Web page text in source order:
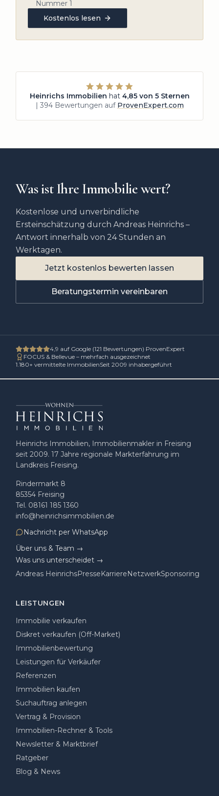
Nummer 1
Kostenlos lesen
Heinrichs Immobilien hat 4,85von 5 Sternen
| 394Bewertungen auf ProvenExpert.com
Was ist Ihre Immobilie wert?
Kostenlose und unverbindliche
Ersteinschätzung durch Andreas Heinrichs –
Antwort innerhalb von 24 Stunden an
Werktagen.
Jetzt kostenlos bewerten lassen
Beratungstermin vereinbaren
4,9 auf Google (121 Bewertungen)·ProvenExpert
FOCUS & Bellevue – mehrfach ausgezeichnet
1.180+ vermittelte ImmobilienSeit 2009 inhabergeführt
Heinrichs Immobilien, Immobilienmakler in Freising
seit 2009. 17 Jahre regionale Markterfahrung im
Landkreis Freising.
Rindermarkt 8
85354 Freising
Tel. 08161 185 1360
info@heinrichsimmobilien.de
Nachricht per WhatsApp
Über uns & Team →
Was uns unterscheidet →
Andreas HeinrichsPresseKarriereNetzwerkSponsoring
LEISTUNGEN
Immobilie verkaufen
Diskret verkaufen (Off-Market)
Immobilienbewertung
Leistungen für Verkäufer
Referenzen
Immobilien kaufen
Suchauftrag anlegen
Vertrag & Provision
Immobilien-Rechner & Tools
Newsletter & Marktbrief
Ratgeber
Blog & News